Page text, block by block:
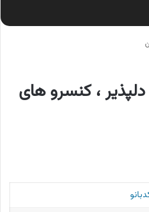
، کنسرو های